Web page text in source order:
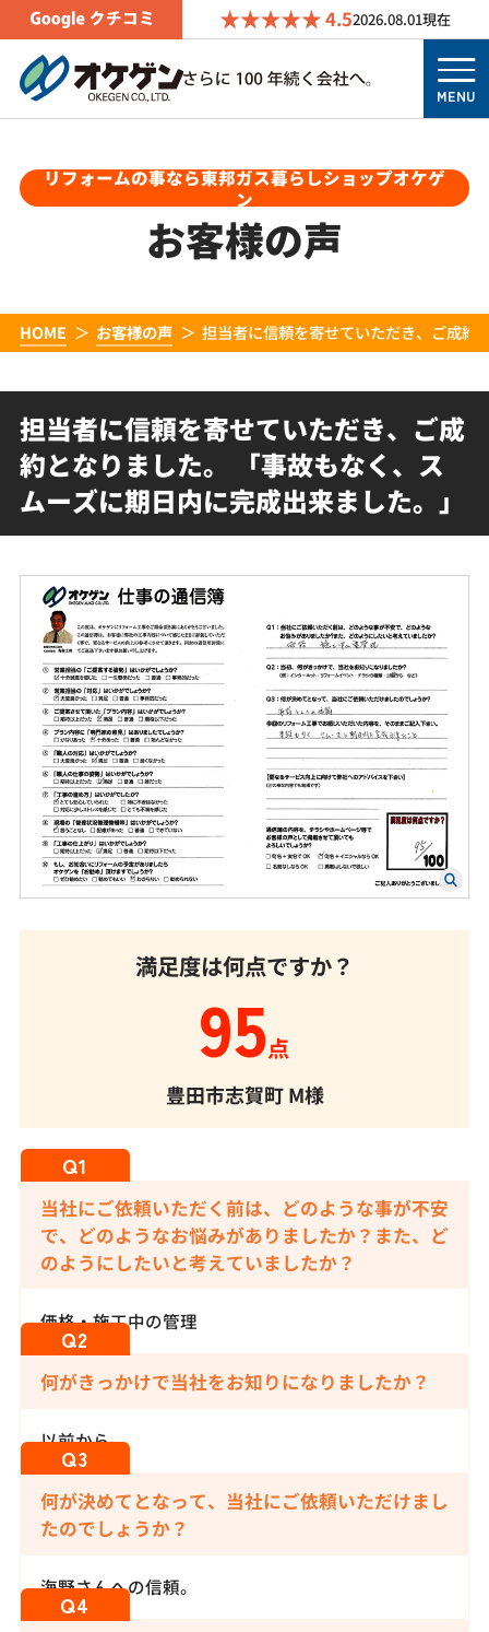
4.52026.08.01現在
MENU
リフォームの事なら東邦ガス暮らしショップオケゲ
ン
お客様の声
HOME お客様の声 担当者に信頼を寄せていただき、ご成約
担当者に信頼を寄せていただき、ご成
約となりました。 「事故もなく、ス
ムーズに期日内に完成出来ました。」
満足度は何点ですか？
95点
豊田市志賀町 M様
当社にご依頼いただく前は、どのような事が不安
で、どのようなお悩みがありましたか？また、ど
のようにしたいと考えていましたか？
価格・施工中の管理
何がきっかけで当社をお知りになりましたか？
以前から。
何が決めてとなって、当社にご依頼いただけまし
たのでしょうか？
海野さんへの信頼。